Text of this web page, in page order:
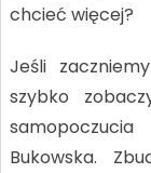
chcieć więcej?
Jeśli
szybko
Bukowska.